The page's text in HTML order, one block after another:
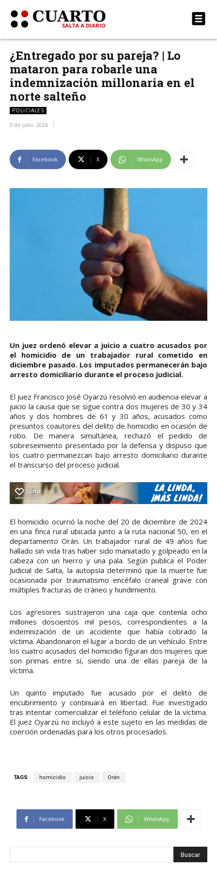
¿Entregado por su pareja? | Lo
mataron para robarle una
indemnización millonaria en el
norte salteño
POLICIALES
3 de julio, 2026
Facebook X WhatsApp
Un juez ordenó elevar a juicio a cuatro acusados por
el homicidio de un trabajador rural cometido en
diciembre pasado. Los imputados permanecerán bajo
arresto domiciliario durante el proceso judicial.
El juez Francisco José Oyarzú resolvió en audiencia elevar a
juicio la causa que se sigue contra dos mujeres de 30 y 34
años y dos hombres de 61 y 30 años, acusados como
presuntos coautores del delito de homicidio en ocasión de
robo. De manera simultánea, rechazó el pedido de
sobreseimiento presentado por la defensa y dispuso que
los cuatro permanezcan bajo arresto domiciliario durante
el transcurso del proceso judicial.
El homicidio ocurrió la noche del 20 de diciembre de 2024
en una finca rural ubicada junto a la ruta nacional 50, en el
departamento Orán. Un trabajador rural de 49 años fue
hallado sin vida tras haber sido maniatado y golpeado en la
cabeza con un hierro y una pala. Según publica el Poder
Judicial de Salta, la autopsia determinó que la muerte fue
ocasionada por traumatismo encéfalo craneal grave con
múltiples fracturas de cráneo y hundimiento.
Los agresores sustrajeron una caja que contenía ocho
millones doscientos mil pesos, correspondientes a la
indemnización de un accidente que había cobrado la
víctima. Abandonaron el lugar a bordo de un vehículo. Entre
los cuatro acusados del homicidio figuran dos mujeres que
son primas entre sí, siendo una de ellas pareja de la
víctima.
Un quinto imputado fue acusado por el delito de
encubrimiento y continuará en libertad. Fue investigado
tras intentar comercializar el teléfono celular de la víctima.
El juez Oyarzú no incluyó a este sujeto en las medidas de
coerción ordenadas para los otros procesados.
TAGS homicidio juicio Orán
Facebook X WhatsApp